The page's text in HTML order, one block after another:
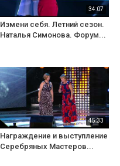
34:07
Измени себя. Летний сезон.
Наталья Симонова. Форум...
45:33
Награждение и выступление
Серебряных Мастеров...